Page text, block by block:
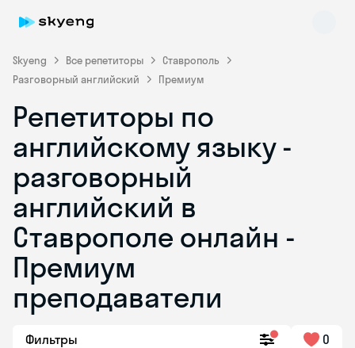
Skyeng Все репетиторы
Ставрополь
Разговорный английский
Премиум
Репетиторы по
английскому языку -
разговорный
английский в
Ставрополе онлайн -
Премиум
преподаватели
Фильтры 0
Skyeng Chat